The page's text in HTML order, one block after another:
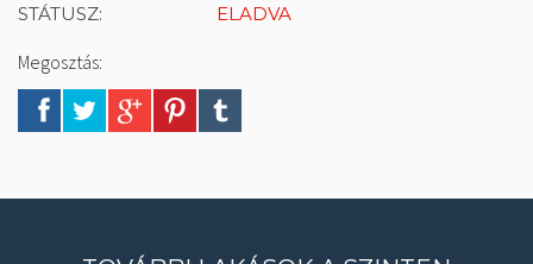
STÁTUSZ: ELADVA
Megosztás: